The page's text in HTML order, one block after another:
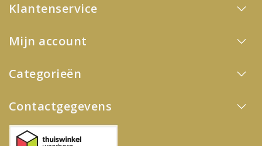
Klantenservice
Mijn account
Categorieën
Contactgegevens